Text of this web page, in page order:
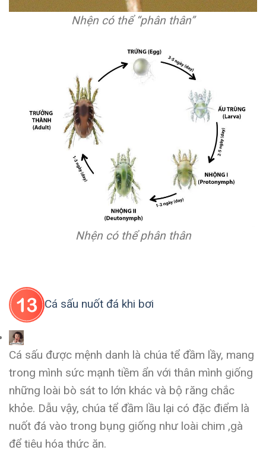
Nhện có thể “phân thân”
Nhện có thể phân thân
Cá sấu nuốt đá khi bơi
Cá sấu được mệnh danh là chúa tể đầm lầy, mang
trong mình sức mạnh tiềm ẩn với thân mình giống
những loài bò sát to lớn khác và bộ răng chắc
khỏe. Dẫu vậy, chúa tể đầm lầu lại có đặc điểm là
nuốt đá vào trong bụng giống như loài chim ,gà
để tiêu hóa thức ăn.